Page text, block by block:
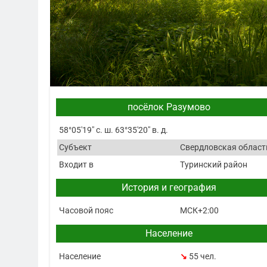
посёлок Разумово
58°05′19″ с. ш. 63°35′20″ в. д.
Субъект
Свердловская
Входит в
Туринский район
История и география
Часовой пояс МСК+2:00
Население
Население ↘ 55 чел.